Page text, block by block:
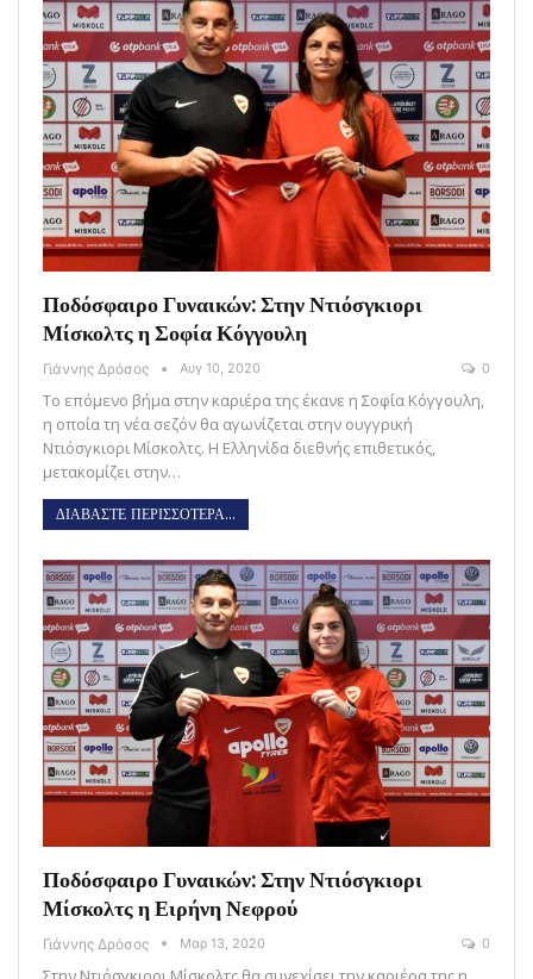
Ποδόσφαιρο Γυναικών: Στην Ντιόσγκιορι
Μίσκολτς η Σοφία Κόγγουλη
Γιάννης Δρόσος Αυγ 10, 2020 0
Το επόμενο βήμα στην καριέρα της έκανε η Σοφία Κόγγουλη,
η οποία τη νέα σεζόν θα αγωνίζεται στην ουγγρική
Ντιόσγκιορι Μίσκολτς. Η Ελληνίδα διεθνής επιθετικός,
μετακομίζει στην…
ΔΙΑΒΑΣΤΕ ΠΕΡΙΣΣΟΤΕΡΑ...
Ποδόσφαιρο Γυναικών: Στην Ντιόσγκιορι
Μίσκολτς η Ειρήνη Νεφρού
Γιάννης Δρόσος Μαρ 13, 2020 0